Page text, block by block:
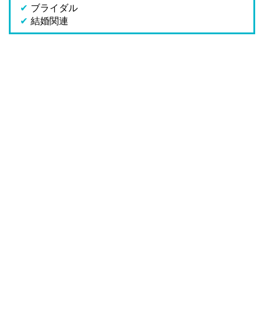
✔ ブライダル
✔ 結婚関連